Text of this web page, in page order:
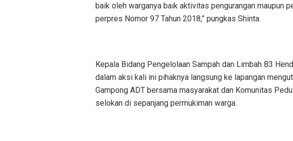
baik oleh warganya baik aktivitas pengurangan maupun
perpres Nomor 97 Tahun 2018,” pungkas Shinta.
Kepala Bidang Pengelolaan Sampah dan Limbah B3
dalam aksi kali ini pihaknya langsung ke lapangan
Gampong ADT bersama masyarakat dan Komunitas
selokan di sepanjang permukiman warga.